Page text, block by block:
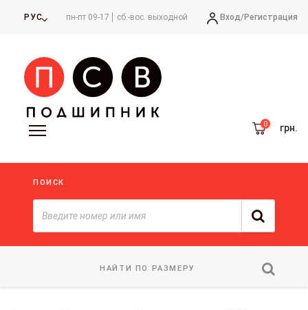
РУС пн-пт 09-17 сб.-вос. выходной Вход/Регистрация
грн.
ПОИСК
НАЙТИ ПО РАЗМЕРУ